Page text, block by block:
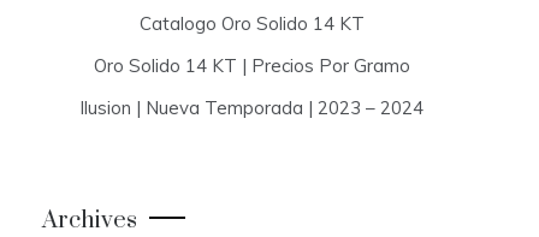
Catalogo Oro Solido 14 KT
Oro Solido 14 KT | Precios Por Gramo
Ilusion | Nueva Temporada | 2023 – 2024
Archives